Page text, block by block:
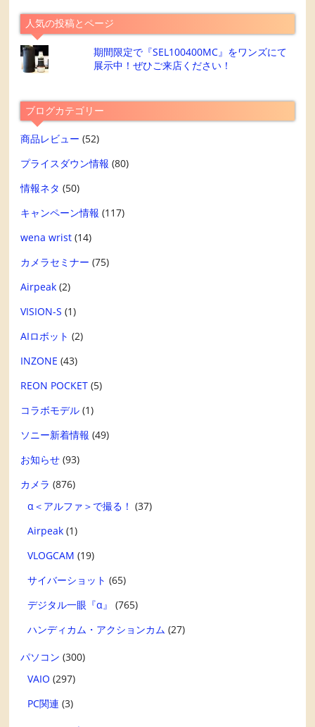
人気の投稿とページ
期間限定で『SEL100400MC』をワンズにて
展示中！ぜひご来店ください！
ブログカテゴリー
商品レビュー (52)
プライスダウン情報 (80)
情報ネタ (50)
キャンペーン情報 (117)
wena wrist (14)
カメラセミナー (75)
Airpeak (2)
VISION-S (1)
AIロボット (2)
INZONE (43)
REON POCKET (5)
コラボモデル (1)
ソニー新着情報 (49)
お知らせ (93)
カメラ (876)
α＜アルファ＞で撮る！ (37)
Airpeak (1)
VLOGCAM (19)
サイバーショット (65)
デジタル一眼『α』
(765)
ハンディカム・アクションカム (27)
パソコン (300)
VAIO (297)
PC関連 (3)